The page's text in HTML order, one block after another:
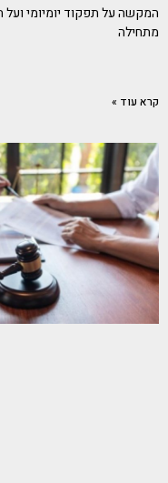
המקשה על תפקוד יומיומי
מתחילה
קרא עוד »